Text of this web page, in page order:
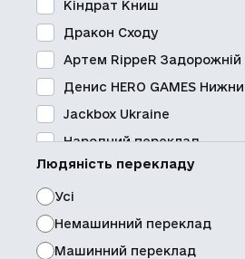
Кіндрат Книш
Дракон Сходу
Артем RippeR Задорожній
Денис HERO GAMES
Jackbox Ukraine
Народний переклад
Roboto Global
Pereclaw Localization
AllCorrect
PINGLE Studio
Людяність перекладу
Усі
Немашинний переклад
Машинний переклад